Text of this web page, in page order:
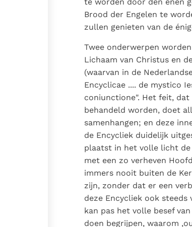
Brood der Engelen te
zullen genieten van de
Twee onderwerpen
Lichaam van Christus en
(waarvan in de
Encyclicae .... de mystico
coniunctione". Het feit,
behandeld worden, doet
samenhangen; en deze
de Encycliek duidelijk
plaatst in het volle licht de
met een zo verheven
immers nooit buiten de
zijn, zonder dat er een
deze Encycliek ook
kan pas het volle besef
doen begrijpen, waarom